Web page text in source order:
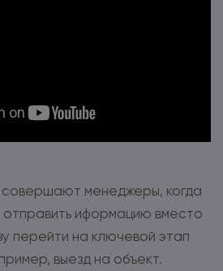
совершают менеджеры, когда
отправить иформацию вместо
перейти на ключевой этап
выезд на объект.